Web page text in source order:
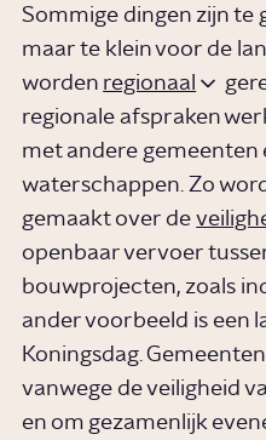
Sommige dingen zijn te
maar te klein voor de
worden regionaal
regionale afspraken
met andere gemeenten
waterschappen. Zo
gemaakt over de
openbaar vervoer
bouwprojecten, zoals
ander voorbeeld is een
Koningsdag.
vanwege de veiligheid
en om gezamenlijk